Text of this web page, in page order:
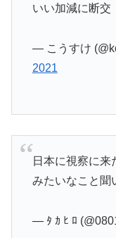
いい加減に断交
— こうすけ
2021
日本に視察に来
みたいなこと聞
— ﾀ ｶ ﾋ ﾛ